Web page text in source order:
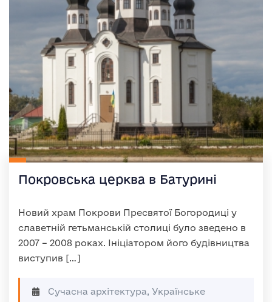
Покровська церква в Батурині
Новий храм Покрови Пресвятої Богородиці у
славетній гетьманській столиці було зведено в
2007 – 2008 роках. Ініціатором його будівництва
виступив […]
Сучасна архітектура, Українське